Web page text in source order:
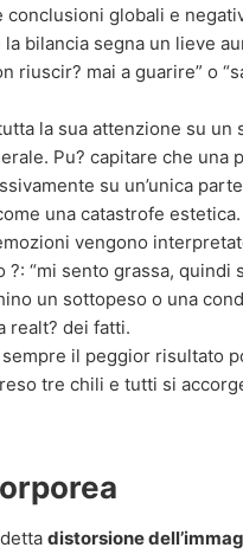
globali e
bilancia segna un lieve
riuscir? mai a guarire” o
la sua attenzione su un
Pu? capitare che una
su un’unica
una catastrofe estetica.
vengono
“mi sento grassa, quindi
un sottopeso o una
realt? dei fatti.
il peggior risultato
tre chili e tutti si
distorsione